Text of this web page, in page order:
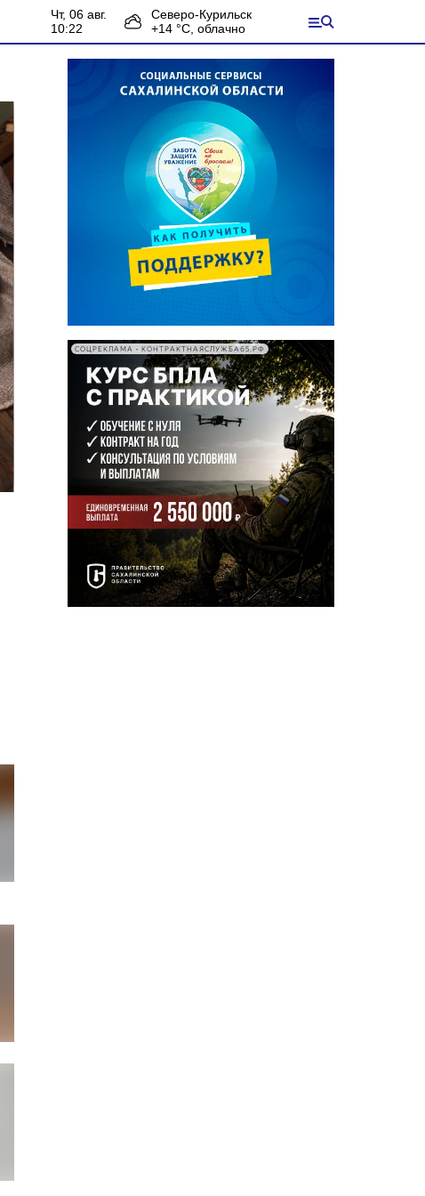
чт, 06 авг.
10:22
Северо-Курильск
+14 °С, облачно
СОЦРЕКЛАМА • КОНТРАКТНАЯСЛУЖБА65.РФ